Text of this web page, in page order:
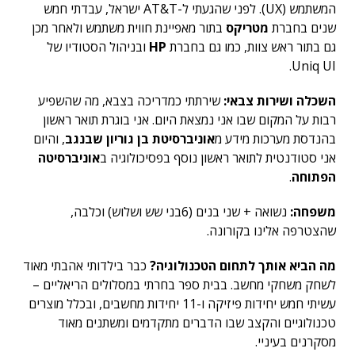
המשתמש (UX). לפני שהגעתי ל-AT&T ישראל, עבדתי חמש
שנים בחברת מטריקס בתור מאפיינת חווית משתמש ולאחר מכן
גם בתור ראש צוות, כמו גם בחברת HP ובניהול הסטודיו של
Uniq UI.
השכלה ושירות צבאי:שירתתי כמדריכה בצבא, מה שהשפיע
רבות על המקום שבו אני נמצאת היום. אני בוגרת תואר ראשון
בהנדסת מערכות מידע מאוניברסיטת בן גוריון שבנגב, והיום
אני סטודנטית לתואר ראשון נוסף בפסיכולוגיה באוניברסיטה
הפתוחה.
משפחה:
נשואה + שני בנים (6בני שש ושלוש) וכלבה,
שהצטרפה אלינו בקורונה.
מה הביא אותך לתחום הטכנולוגיה? כבר בילדותי אהבתי מאוד
לשחק משחקי מחשב. בבית ספר בחרתי במסלולים הריאליים –
עשיתי חמש יחידות פיזיקה ו-11 יחידות מחשבים, ובכלל מוצרים
טכנולוגיים והקצב שבו הדברים מתקדמים ומשתנים מאוד
מסקרנים בעיניי.